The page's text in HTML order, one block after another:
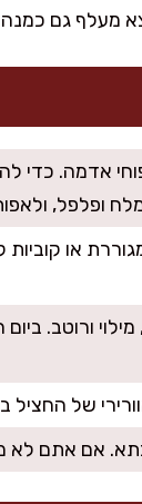
מעלף גם
אדמה. כדי
ופלפל,
גבינת פרמזן
מילוי ורוטב.
של החציל
אם אתם